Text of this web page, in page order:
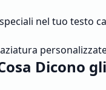
nel tuo testo
Dicono